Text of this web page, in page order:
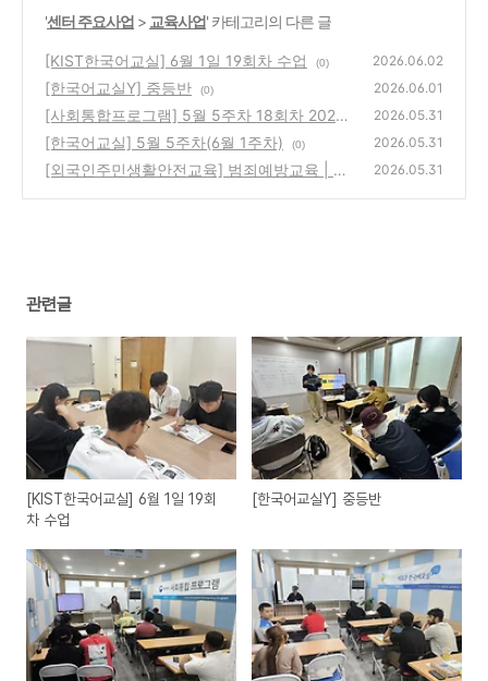
'센터 주요사업 > 교육사업' 카테고리의 다른 글
[KIST한국어교실] 6월 1일 19회차 수업 (0) 2026.06.02
[한국어교실Y] 중등반 (0) 2026.06.01
[사회통합프로그램] 5월 5주차 18회차 20260
531
(0)
2026.05.31
[한국어교실] 5월 5주차(6월 1주차) (0) 2026.05.31
[외국인주민생활안전교육] 범죄예방교육 | 생
2026.05.31
관련글
[KIST한국어교실] 6월 1일 19회
차 수업
[한국어교실Y] 중등반